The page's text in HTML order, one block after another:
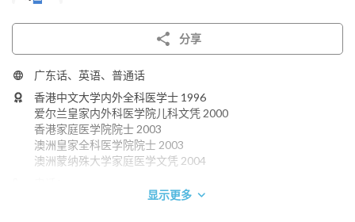
分享
广东话、英语、普通话
香港中文大学内外全科医学士 1996
爱尔兰皇家内外科医学院儿科文凭 2000
香港家庭医学院院士 2003
澳洲皇家全科医学院院士 2003
澳洲蒙纳殊大学家庭医学文凭 2004
显示更多